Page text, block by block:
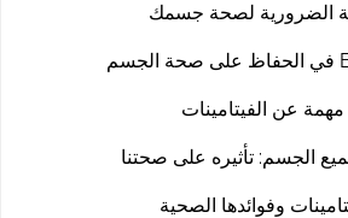
الضرورية لصحة جسمك
عن الفيتامينات
الجسم: تأثيره على صحتنا
وفوائدها الصحية